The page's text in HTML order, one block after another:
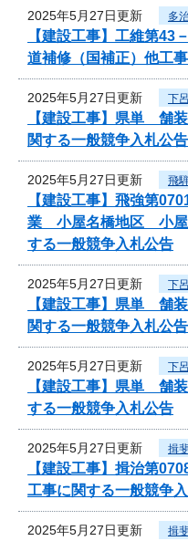
2025年5月27日更新 多
【建設工事】工維第
道補修（国補正）他工
2025年5月27日更新 下
【建設工事】県単 舗
関する一般競争入札公告
2025年5月27日更新 飛
【建設工事】飛強第
業 小屋名橋地区 小屋
する一般競争入札公告
2025年5月27日更新 下
【建設工事】県単 舗
関する一般競争入札公告
2025年5月27日更新 下
【建設工事】県単 舗
する一般競争入札公告
2025年5月27日更新 揖
【建設工事】揖治第
工事に関する一般競争
2025年5月27日更新 揖